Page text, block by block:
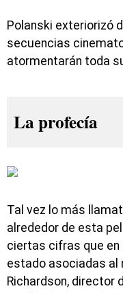
Polanski exteriorizó
secuencias
atormentarán toda
La profecía
Tal vez lo más
alrededor de esta
ciertas cifras que en
estado asociadas al
Richardson, director